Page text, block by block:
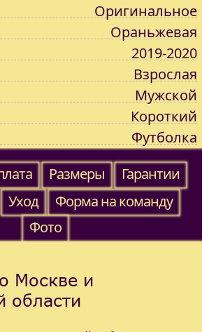
Оригинальное
Ораньжевая
2019-2020
Взрослая
Мужской
Короткий
Футболка
Размеры
Гарантии
Уход
Форма на команду
Фото
Москве и
области